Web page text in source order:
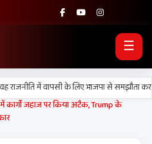
☰
में वापसी के लिए भाजपा से समझौता करने
में कार्गो जहाज पर किया अटैक, Trump के